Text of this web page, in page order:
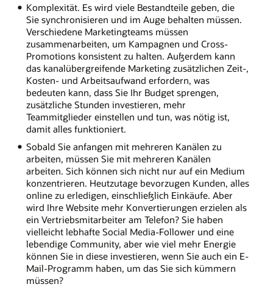
Komplexität. Es wird viele Bestandteile geben, die
Sie synchronisieren und im Auge behalten müssen.
Verschiedene Marketingteams müssen
zusammenarbeiten, um Kampagnen und Cross-
Promotions konsistent zu halten. Außerdem kann
das kanalübergreifende Marketing zusätzlichen Zeit-,
Kosten- und Arbeitsaufwand erfordern, was
bedeuten kann, dass Sie Ihr Budget sprengen,
zusätzliche Stunden investieren, mehr
Teammitglieder einstellen und tun, was nötig ist,
damit alles funktioniert.
Sobald Sie anfangen mit mehreren Kanälen zu
arbeiten, müssen Sie mit mehreren Kanälen
arbeiten. Sich können sich nicht nur auf ein Medium
konzentrieren. Heutzutage bevorzugen Kunden, alles
online zu erledigen, einschließlich Einkäufe. Aber
wird Ihre Website mehr Konvertierungen erzielen als
ein Vertriebsmitarbeiter am Telefon? Sie haben
vielleicht lebhafte Social Media-Follower und eine
lebendige Community, aber wie viel mehr Energie
können Sie in diese investieren, wenn Sie auch ein E-
Mail-Programm haben, um das Sie sich kümmern
müssen?